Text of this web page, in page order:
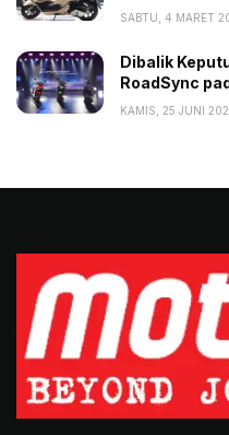
SABTU, 4 MARET
Dibalik
RoadSync
KAMIS, 25 JUNI